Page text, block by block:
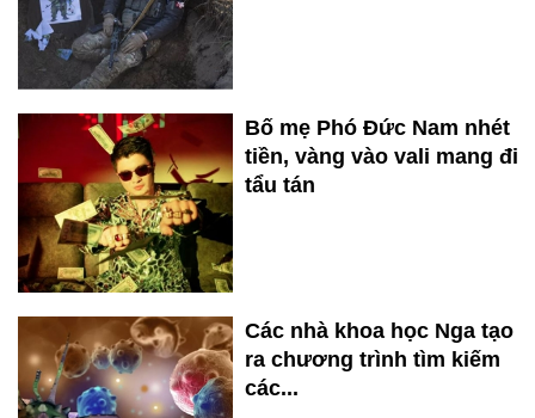
Bố mẹ Phó Đức Nam nhét
tiền, vàng vào vali mang đi
tẩu tán
Các nhà khoa học Nga tạo
ra chương trình tìm kiếm
các...